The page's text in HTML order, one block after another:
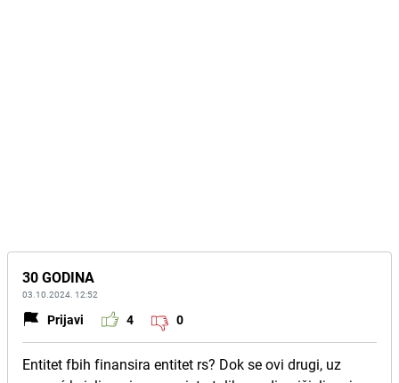
30 GODINA
03.10.2024. 12:52
Prijavi 4 0
Entitet fbih finansira entitet rs? Dok se ovi drugi, uz